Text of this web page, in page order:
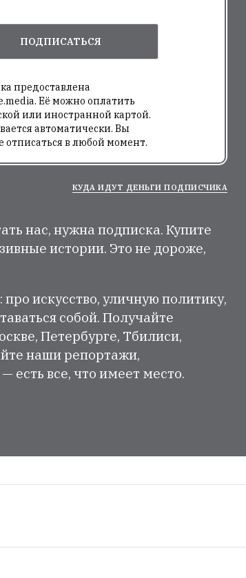
ПОДПИСАТЬСЯ
предоставлена
Её можно оплатить
или иностранной картой.
автоматически. Вы
отписаться в любой момент.
КУДА ИДУТ ДЕНЬГИ ПОДПИСЧИКА
нас, нужна подписка. Купите
истории. Это не дороже,
искусство, уличную политику,
собой. Получайте
Петербурге, Тбилиси,
наши репортажи,
есть все, что имеет место.